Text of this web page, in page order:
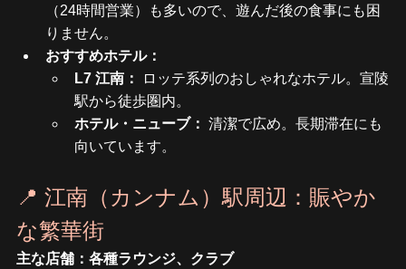
（24時間営業）も多いので、遊んだ後の食事にも困
りません。
おすすめホテル：
L7 江南：
ロッテ系列のおしゃれなホテル。宣陵
駅から徒歩圏内。
ホテル・ニューブ： 清潔で広め。長期滞在にも
向いています。
📍 江南（カンナム）駅周辺：賑やか
な繁華街
主な店舗：各種ラウンジ、クラブ